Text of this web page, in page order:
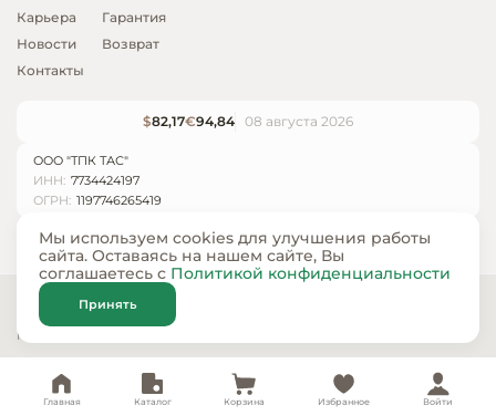
Главная Каталог Корзина Избранное Войти
Карьера
Новости
Контакты
Гарантия
Возврат
$82,17€94,84 08 августа 2026
ООО "ТПК ТАС"
ИНН: 7734424197
ОГРН: 1197746265419
© ООО «ТПК ТАС» 2024 — 2026
Карта сайта
Политика конфиденциальности
Мы используем cookies для улучшения работы
сайта. Оставаясь на нашем сайте, Вы
соглашаетесь с Политикой конфиденциальности
Принять